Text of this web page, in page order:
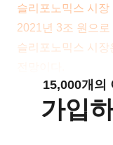
슬리포노믹스 시
2021년 3조 원으
슬리포노믹스 시
15,000개의
가입